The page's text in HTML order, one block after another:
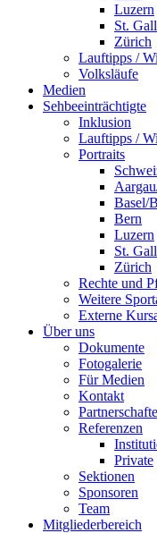
Luzern
St.
Zürich
Lauftipps /
Volksläufe
Medien
Sehbeeinträchtigte
Inklusion
Lauftipps /
Portraits
Basel/
Bern
Luzern
St.
Zürich
Rechte und
Weitere
Externe
Über uns
Dokumente
Fotogalerie
Für Medien
Kontakt
Referenzen
Private
Sektionen
Sponsoren
Team
Mitgliederbereich